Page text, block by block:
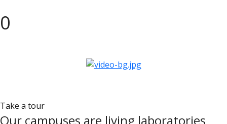
0
Take a tour
Our campuses are living laboratories